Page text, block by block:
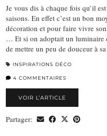
Je vous dis à chaque fois qu’il
saisons. En effet c’est un bon
décoration et pour faire vivre
… Et si on adoptait un luminaire
de mettre un peu de douceur à
INSPIRATIONS DÉCO
4 COMMENTAIRES
VOIR L’ARTICLE
Partager: